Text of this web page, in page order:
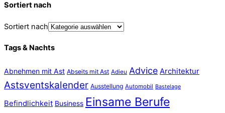
Sortiert nach
Sortiert nach
Tags & Nachts
Abnehmen mit Ast Abseits mit Ast Adieu Advice Architektur
Astsventskalender Ausstellung Automobil Bastelage
Befindlichkeit Business Einsame Berufe